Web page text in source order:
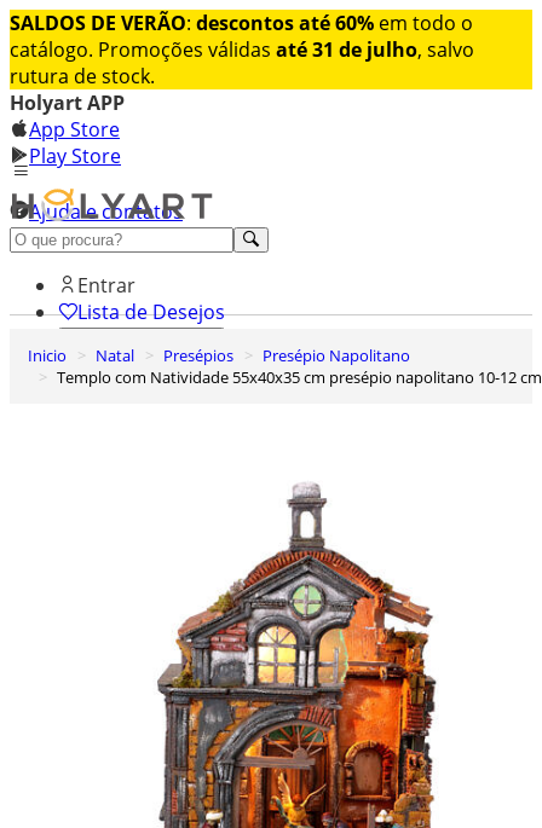
SALDOS DE VERÃO: descontos até 60% em todo o
catálogo. Promoções válidas até 31 de julho, salvo
rutura de stock.
Holyart APP
App Store
Play Store
Ajuda e contatos
Conheça premium
Entrar
Lista de Desejos
Carrinho de Compras
Inicio Natal Presépios
Presépio Napolitano
Templo com Natividade 55x40x35 cm presépio napolitano 10-12 cm